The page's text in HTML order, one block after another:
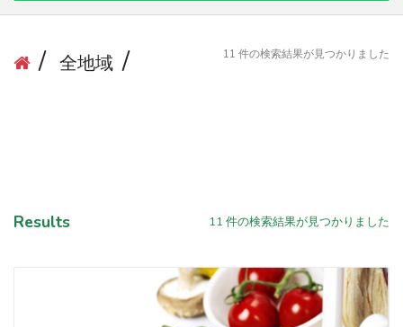
全地域 11 件の検索結果が見つかりました
Results 11 件の検索結果が見つかりました